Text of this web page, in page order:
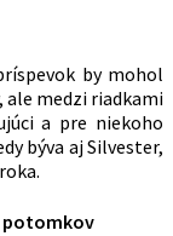
by mohol
ale medzi riadkami
a pre niekoho
býva aj Silvester,
potomkov